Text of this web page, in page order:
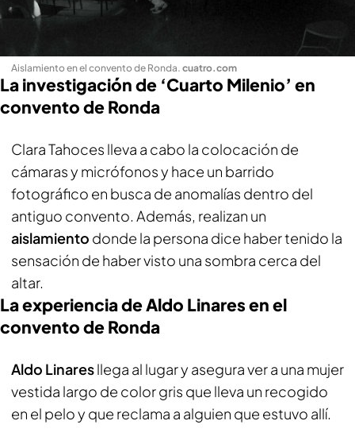
Aislamiento en el convento de Ronda. cuatro.com
La investigación de ‘Cuarto Milenio’ en
convento de Ronda
Clara Tahoces lleva a cabo la colocación de
cámaras y micrófonos y hace un barrido
fotográfico en busca de anomalías dentro del
antiguo convento. Además, realizan un
aislamiento donde la persona dice haber tenido la
sensación de haber visto una sombra cerca del
altar.
La experiencia de Aldo Linares en el
convento de Ronda
Aldo Linaresllega al lugar y asegura ver a una mujer
vestida largo de color gris que lleva un recogido
en el pelo y que reclama a alguien que estuvo allí.